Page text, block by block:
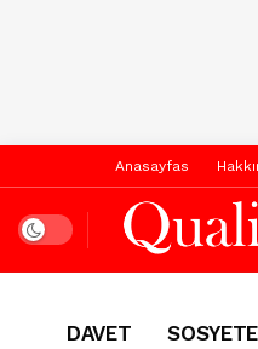
Anasayfas
Dark mode
DAVET SOSYETE